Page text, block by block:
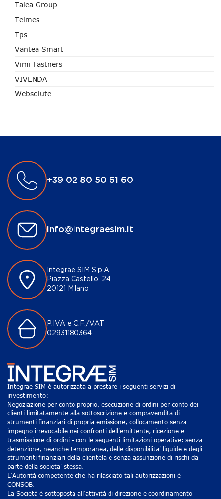
Talea Group
Telmes
Tps
Vantea Smart
Vimi Fastners
VIVENDA
Websolute
+39 02 80 50 61 60
info@integraesim.it
Integrae SIM S.p.A.
Piazza Castello, 24
20121 Milano
P.IVA e C.F./VAT
02931180364
Integrae SIM è autorizzata a prestare i seguenti servizi di
investimento:
Negoziazione per conto proprio, esecuzione di ordini per conto dei
clienti limitatamente alla sottoscrizione e compravendita di
strumenti finanziari di propria emissione, collocamento senza
impegno irrevocabile nei confronti dell'emittente, ricezione e
trasmissione di ordini - con le seguenti limitazioni operative: senza
detenzione, neanche temporanea, delle disponibilita' liquide e degli
strumenti finanziari della clientela e senza assunzione di rischi da
parte della societa' stessa.
L’Autorità competente che ha rilasciato tali autorizzazioni è
CONSOB.
La Società è sottoposta all’attività di direzione e coordinamento